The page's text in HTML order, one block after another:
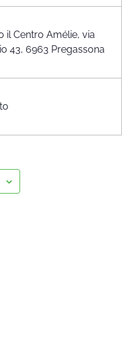
il Centro Amélie, via
43, 6963 Pregassona